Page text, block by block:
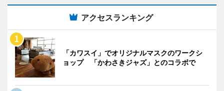
アクセスランキング
「カワスイ」でオリジナルマスクのワークシ
ョップ 「かわさきジャズ」とのコラボで